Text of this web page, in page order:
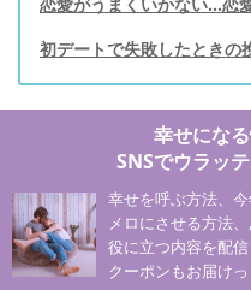
初デートで失敗したときの
幸せにな
SNSでウラッ
幸せを呼ぶ方法、
メロにさせる方法
役に立つ内容を配
クーポンもお届けっ